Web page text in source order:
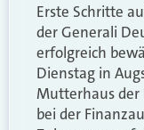
Erste Schritte
der Generali
erfolgreich
Dienstag in
Mutterhaus der
bei der